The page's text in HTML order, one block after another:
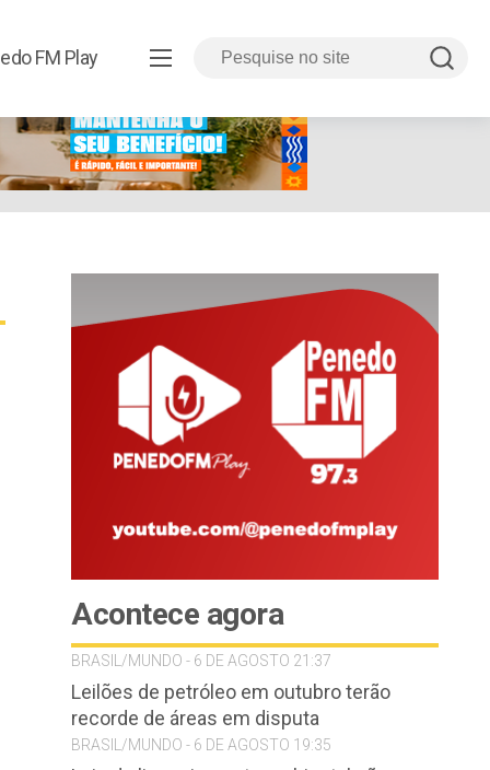
FM Play
Acontece agora
BRASIL/MUNDO - 6 DE AGOSTO 21:37
Leilões de petróleo em outubro terão
recorde de áreas em disputa
BRASIL/MUNDO - 6 DE AGOSTO 19:35